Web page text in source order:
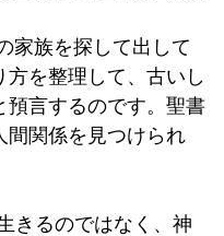
家族を探して出して
を整理して、古いし
預言するのです。聖書
間関係を見つけられ
きるのではなく、神